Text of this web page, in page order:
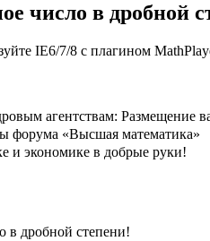
число в дробной
IE6/7/8 с плагином
агентствам: Размещение
форума «Высшая математика»
и экономике в добрые руки!
в дробной степени!